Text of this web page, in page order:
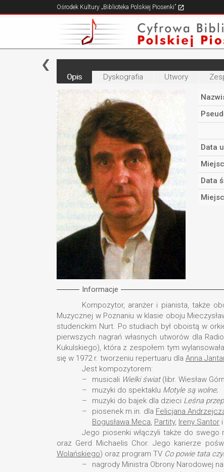
Ośrodek Kultury „Biblioteka Polskiej Piosenki”
Opis Dyskografia Utwory
Data
Data
Informacje
Kompozytor, aranżer i pianista, także
Muzycznej w Poznaniu w klasie oboju
studenckim Nurt. Po studiach był oboistą w
pierwszych nagrań własnych utworów dla
Kukulskiego), która z zespołem tym
się w 1972 r. tworzeniu repertuaru dla Anna
Jest kompozytorem:
musicali Wielki świat(libr. Wiesław
muzyki do spektaklu Motyle są wolne;
muzyki do bajek dla dzieci Leśna
piosenek m.in. dla Felicjana
Bogusława Meca, Partity, Ireny Santor i
Jego piosenki włączyli także do swego
oraz Gerd Michaelis Chor. Jego karierze
Wolańskiego) oraz program TV Co powie tata
nagrody Ministra Obrony Narodowej